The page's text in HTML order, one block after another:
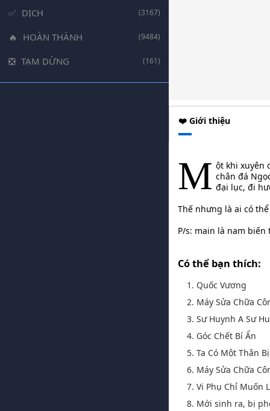
DỊCH (3167)
HOÀN THÀNH (9484)
TẠM DỪNG (161)
❤️ Giới thiệu
M ột khi xuyên
chân đá
đại lục, đi
Thế nhưng là ai có
P/s: main là nam
Có thể bạn thích:
1. Quốc Vương
2. Máy Sửa Chữa
3. Sư Huynh A Sư
4. Góc Chết Bí Ẩn
5. Ta Có Một Thân
6. Máy Sửa Chữa
7. Vi Phụ Chỉ Muốn
8. Mới sinh ra, bị